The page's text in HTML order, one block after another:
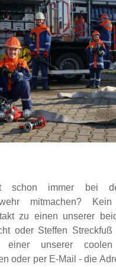
schon immer bei
mitmachen?
zu einen unserer
oder Steffen
einer unserer
oder per E-Mail - die